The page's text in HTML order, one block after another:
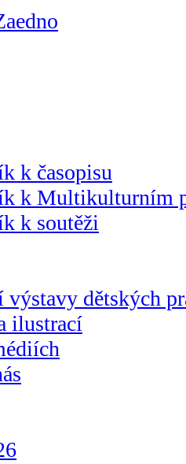
k časopisu
k Multikulturním
k soutěži
výstavy dětských
ilustrací